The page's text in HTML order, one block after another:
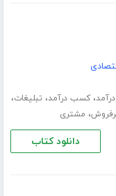
،کسب درآمد، تبلیغات،
، مشتری
دانلود کتاب